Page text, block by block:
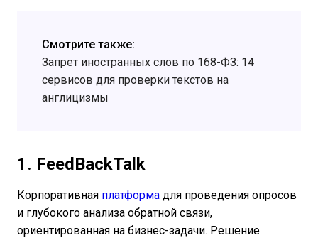
Смотрите также:
Запрет иностранных слов по 168-ФЗ: 14
сервисов для проверки текстов на
англицизмы
1. FeedBackTalk
Корпоративная платформа для проведения опросов
и глубокого анализа обратной связи,
ориентированная на бизнес-задачи. Решение